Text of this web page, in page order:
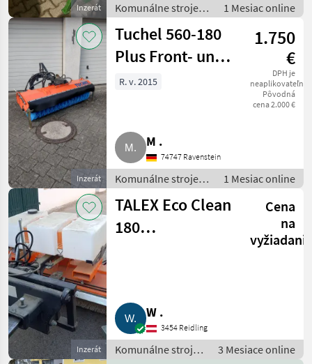
Inzerát
Komunálne stroje /
Zametací stroj
1 Mesiac online
Inzerát
Tuchel 560-180
Plus Front- und
Heckkehrmaschine
1.750
€
DPH je
neaplikovateľné
Pôvodná
cena 2.000 €
R. v. 2015
M .
74747 Ravenstein
Komunálne stroje /
Zametací stroj
1 Mesiac online
Inzerát
TALEX Eco Clean
180
Cena
na
W .
3454 Reidling
Komunálne stroje /
3 Mesiace online